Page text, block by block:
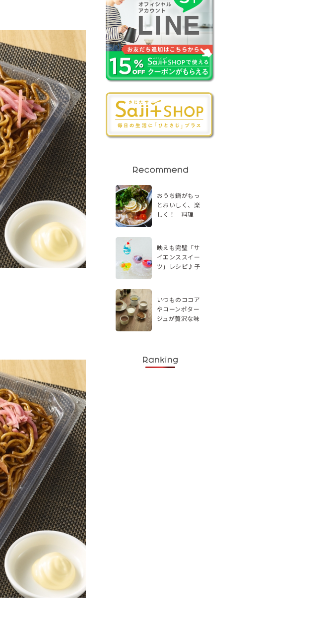
おうち鍋がもっ
とおいしく、楽
しく！ 料理
映えも完璧「サ
イエンススイー
ツ」レシピ♪子
いつものココア
やコーンポター
ジュが贅沢な味